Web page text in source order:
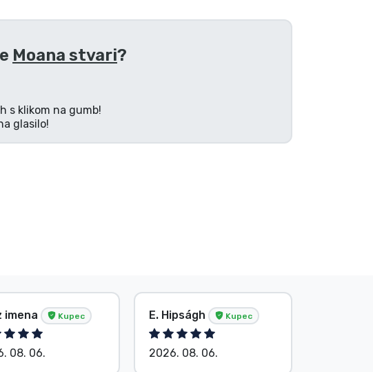
Moana stvari?
s klikom na gumb!
glasilo!
imena Kupec
08. 06.
E. Hipságh Kupec
2026. 08. 06.